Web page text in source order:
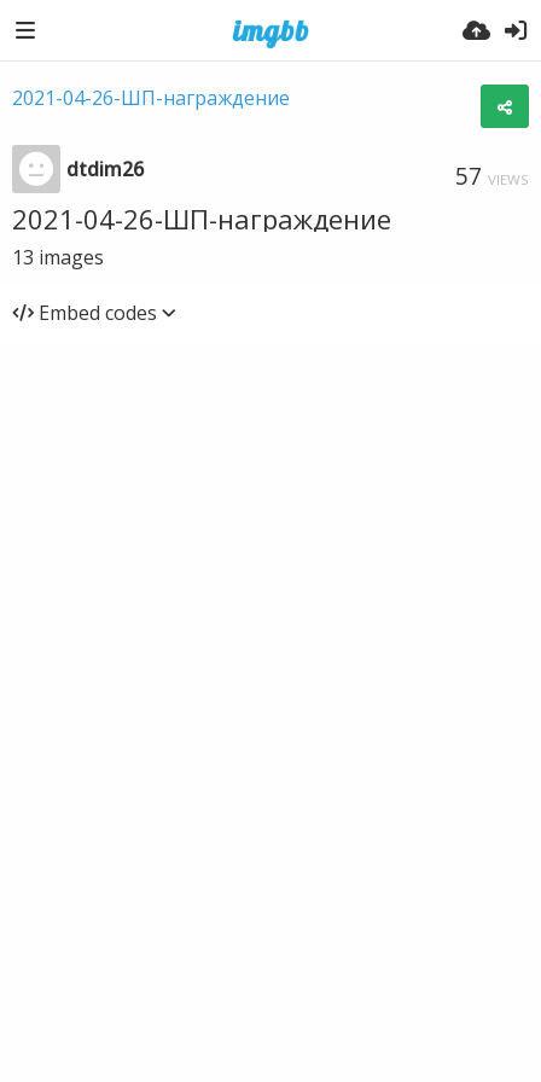
2021-04-26-ШП-награждение
dtdim26 57 VIEWS
2021-04-26-ШП-награждение
13 images
Embed codes